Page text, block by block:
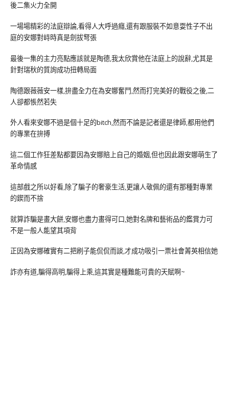
後二集火力全開
一場場精彩的法庭辯論,看得人大呼過癮,還有跟服裝不如意耍性子不出
庭的安娜對峙時真是劍拔弩張
最後一集的主力亮點應該就是陶德,我太欣賞他在法庭上的說辭,尤其是
針對瑞秋的質詢成功扭轉局面
陶德跟薇薇安一樣,拚盡全力在為安娜奮鬥,然而打完美好的戰役之後,二
人卻都悵然若失
外人看來安娜不過是個十足的bitch,然而不論是記者還是律師,都用他們
的專業在拚搏
這二個工作狂差點都要因為安娜賠上自己的婚姻,但也因此跟安娜萌生了
革命情感
這部戲之所以好看,除了騙子的奢豪生活,更讓人敬佩的還有那種對專業
的鍥而不捨
就算詐騙是畫大餅,安娜也盡力畫得可口,她對名牌和藝術品的鑑賞力可
不是一般人能望其項背
正因為安娜確實有二把刷子能侃侃而談,才成功吸引一票社會菁英相信她
詐亦有道,騙得高明,騙得上乘,這其實是種難能可貴的天賦啊~